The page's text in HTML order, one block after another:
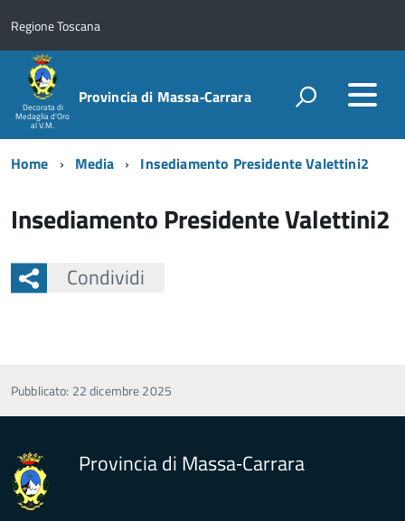
Regione Toscana
Decorata di
Medaglia d'Oro
al V.M.
Provincia di Massa‑Carrara
Home Media Insediamento Presidente Valettini2
Insediamento Presidente Valettini2
Condividi
Pubblicato: 22 dicembre 2025
Provincia di Massa‑Carrara